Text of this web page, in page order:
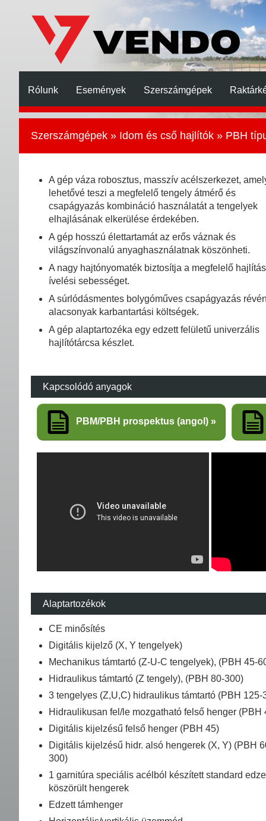
Rólunk Események Szerszámgépek
Szerszámgépek » Idom és cső hajlítók » PBH
A gép váza robosztus, masszív acélszerkezet,
lehetővé teszi a megfelelő tengely átmérő és
csapágyazás kombináció használatát a tengelyek
elhajlásának elkerülése érdekében.
A gép hosszú élettartamát az erős váznak és
világszínvonalú anyaghasználatnak köszönheti.
A nagy hajtónyomaték biztosítja a megfelelő
ívelési sebességet.
A súrlódásmentes bolygóműves csapágyazás
alacsonyak karbantartási költségek.
A gép alaptartozéka egy edzett felületű univerzális
hajlítótárcsa készlet.
Kapcsolódó anyagok
PBM/PBH prospektus (angol)
Alaptartozékok
CE minősítés
Digitális kijelző (X, Y tengelyek)
Mechanikus támtartó (Z-U-C tengelyek), (PBH 45-
Hidraulikus támtartó (Z tengely), (PBH 80-300)
3 tengelyes (Z,U,C) hidraulikus támtartó (PBH 125-
Hidraulikusan fel/le mozgatható felső henger (PBH
Digitális kijelzésű felső henger (PBH 45)
Digitális kijelzésű hidr. alsó hengerek (X, Y) (PBH
300)
1 garnitúra speciális acélból készített standard
köszörült hengerek
Edzett támhenger